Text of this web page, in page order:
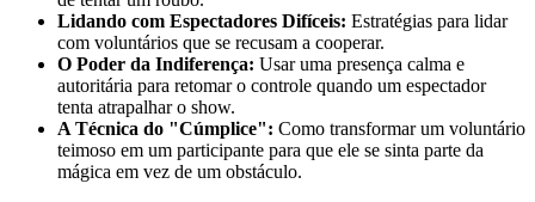
Lidando com Espectadores Difíceis: Estratégias para lidar
com voluntários que se recusam a cooperar.
O Poder da Indiferença: Usar uma presença calma e
autoritária para retomar o controle quando um espectador
tenta atrapalhar o show.
A Técnica do "Cúmplice": Como transformar um voluntário
teimoso em um participante para que ele se sinta parte da
mágica em vez de um obstáculo.